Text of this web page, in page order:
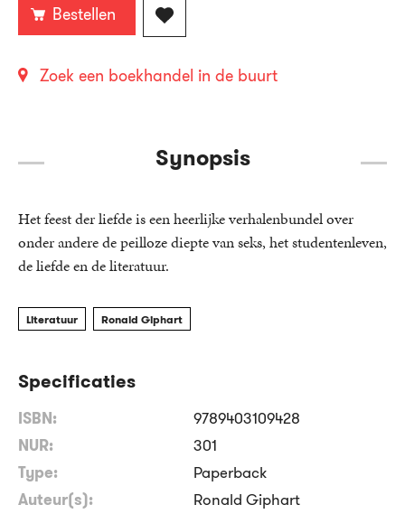
Bestellen
Zoek een boekhandel in de buurt
Synopsis
Het feest der liefde is een heerlijke verhalenbundel over
onder andere de peilloze diepte van seks, het studentenleven,
de liefde en de literatuur.
Literatuur Ronald Giphart
Specificaties
ISBN:
9789403109428
NUR:
301
Type:
Paperback
Auteur(s):
Ronald Giphart